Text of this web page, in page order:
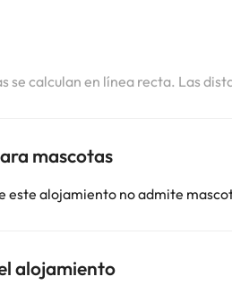
se calculan en línea recta. Las
mascotas
este alojamiento no admite
alojamiento